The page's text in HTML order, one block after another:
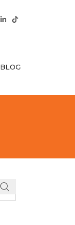
BLOG